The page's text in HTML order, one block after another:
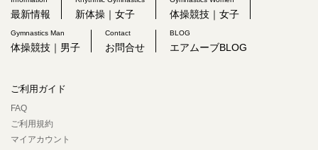
最新情報 新体操｜女子 体操競技｜女子
Gymnastics Man
体操競技｜男子
Contact
お問合せ
BLOG
エアムーブBLOG
ご利用ガイド
FAQ
ご利用規約
マイアカウント